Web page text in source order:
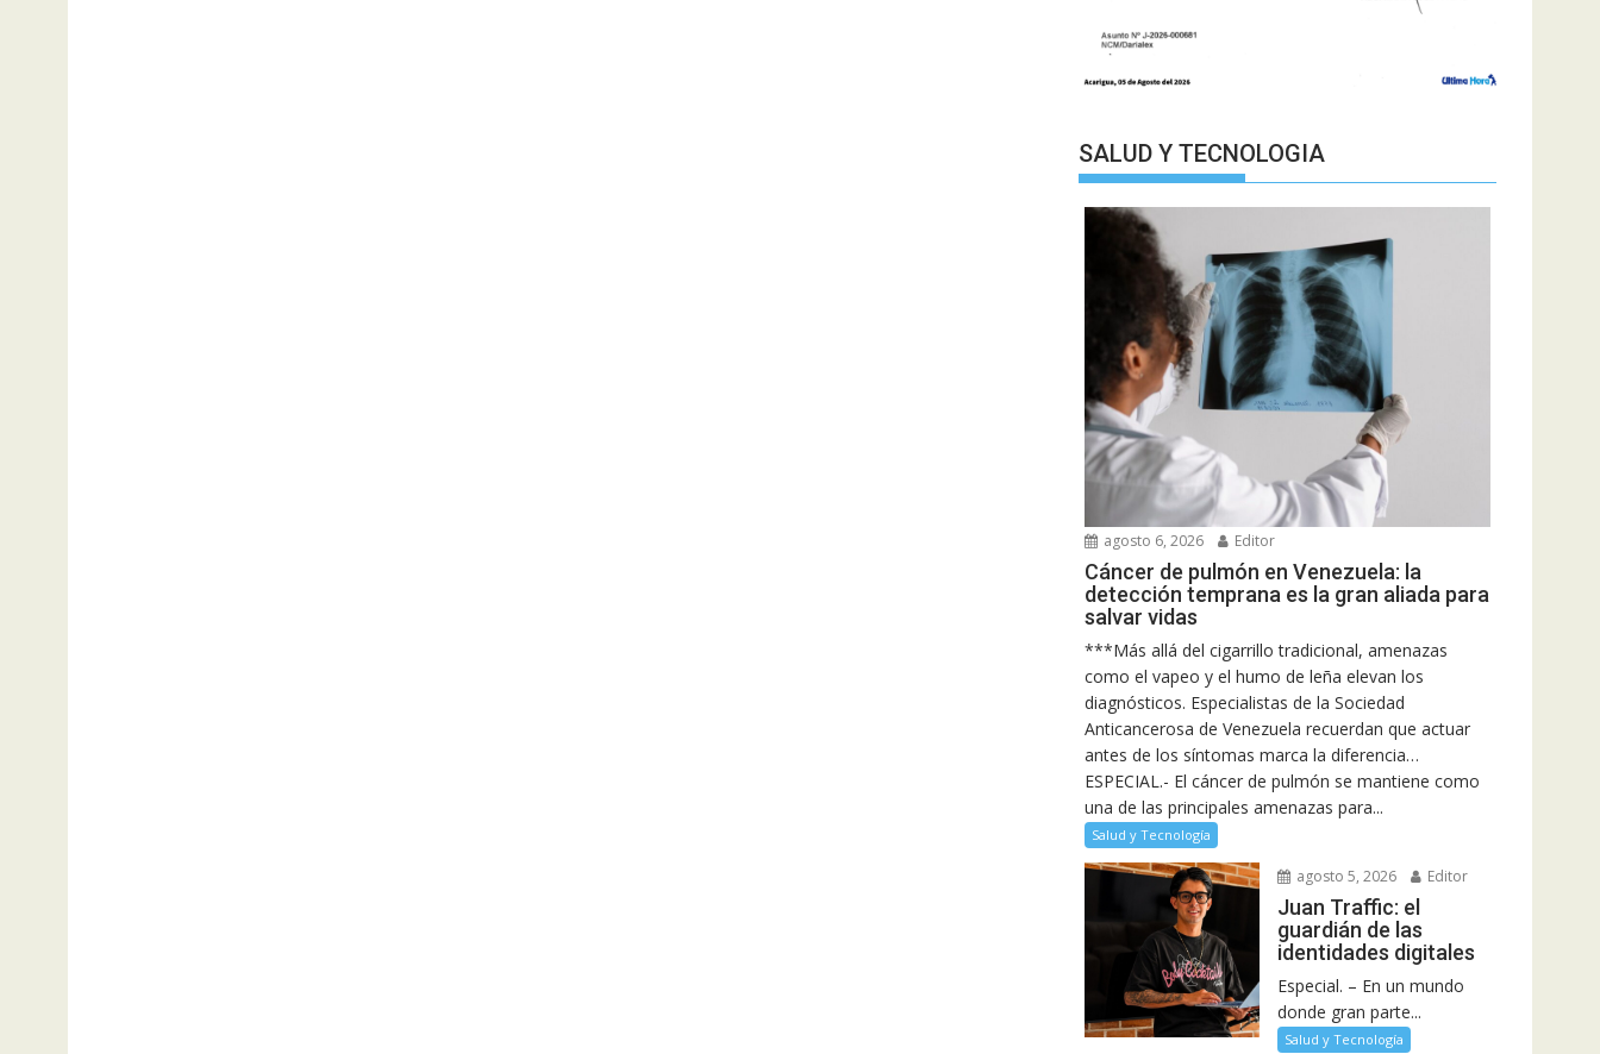
SALUD Y TECNOLOGIA
agosto 6, 2026 Editor
Cáncer de pulmón en Venezuela: la
detección temprana es la gran aliada para
salvar vidas
***Más allá del cigarrillo tradicional, amenazas
como el vapeo y el humo de leña elevan los
diagnósticos. Especialistas de la Sociedad
Anticancerosa de Venezuela recuerdan que actuar
antes de los síntomas marca la diferencia…
ESPECIAL.- El cáncer de pulmón se mantiene como
una de las principales amenazas para...
Salud y Tecnología
agosto 5, 2026 Editor
Juan Traffic: el
guardián de las
identidades digitales
Especial. – En un mundo
donde gran parte...
Salud y Tecnología